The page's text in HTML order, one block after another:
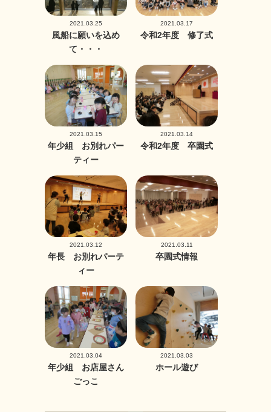
2021.03.25
風船に願いを込め
て・・・
2021.03.17
令和2年度 修了式
2021.03.15
年少組 お別れパー
ティー
2021.03.14
令和2年度 卒園式
2021.03.12
年長 お別れパーテ
ィー
2021.03.11
卒園式情報
2021.03.04
年少組 お店屋さん
ごっこ
2021.03.03
ホール遊び